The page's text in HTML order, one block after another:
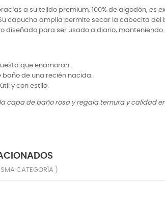
a su tejido premium, 100% de algodón,
capucha amplia permite secar la cabecita del
diseñado para ser usado a diario,
que enamoran.
de una recién nacida.
y con estilo.
capa de baño rosa y regala ternura y calidad
CATEGORÍA )